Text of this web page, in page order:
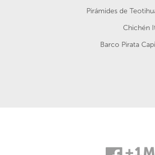
Pirámides de
Chichén
Barco Pirata